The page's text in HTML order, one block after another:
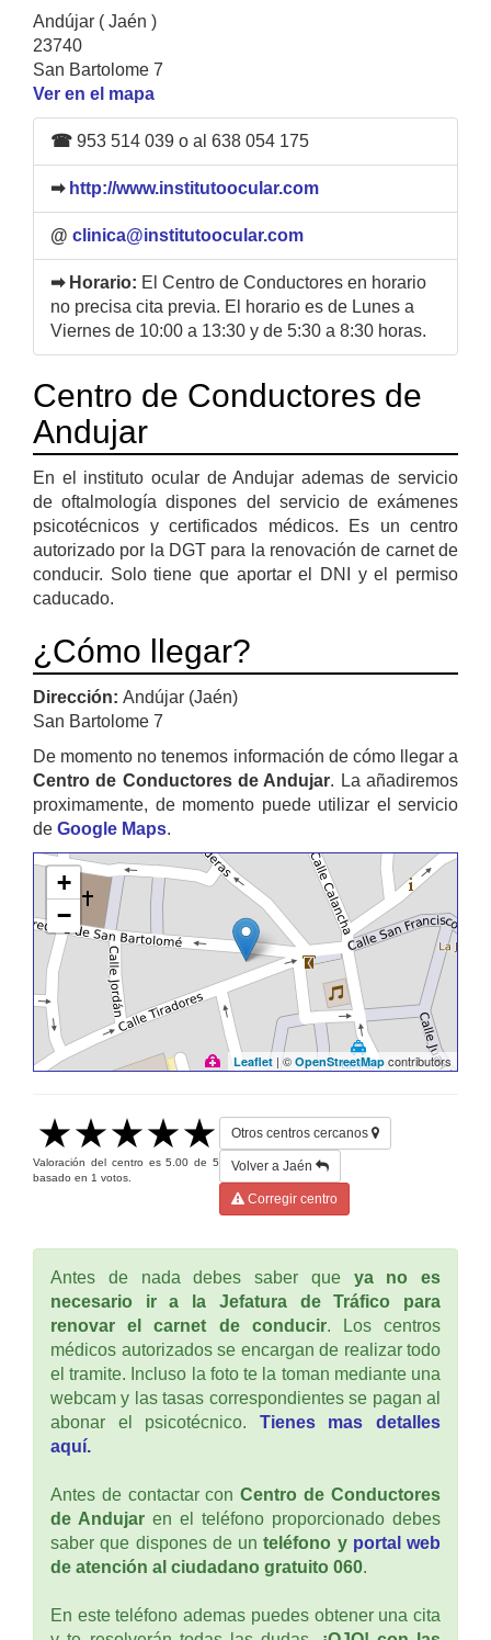
Andújar ( Jaén )
23740
San Bartolome 7
Ver en el mapa
☎ 953 514 039 o al 638 054 175
➡ http://www.institutoocular.com
@ clinica@institutoocular.com
➡ Horario: El Centro de Conductores en horario
no precisa cita previa. El horario es de Lunes a
Viernes de 10:00 a 13:30 y de 5:30 a 8:30 horas.
Centro de Conductores de
Andujar
En el instituto ocular de Andujar ademas de servicio
de oftalmología dispones del servicio de exámenes
psicotécnicos y certificados médicos. Es un centro
autorizado por la DGT para la renovación de carnet de
conducir. Solo tiene que aportar el DNI y el permiso
caducado.
¿Cómo llegar?
Dirección: Andújar (Jaén)
San Bartolome 7
De momento no tenemos información de cómo llegar a
Centro de Conductores de Andujar. La añadiremos
proximamente, de momento puede utilizar el servicio
de Google Maps.
+
−
Leaflet | © OpenStreetMap contributors
Valoración del centro es5.00 de5
basado en 1 votos.
Otros centros cercanos
Volver a Jaén
Corregir centro
Antes de nada debes saber que ya no es
necesario ir a la Jefatura de Tráfico para
renovar el carnet de conducir. Los centros
médicos autorizados se encargan de realizar todo
el tramite. Incluso la foto te la toman mediante una
webcam y las tasas correspondientes se pagan al
abonar el psicotécnico. Tienes mas detalles
aquí.
Antes de contactar conCentro de Conductores
de Andujar en el teléfono proporcionado debes
saber que dispones de unteléfono y portal web
de atención al ciudadano gratuito 060.
En este teléfono ademas puedes obtener una cita